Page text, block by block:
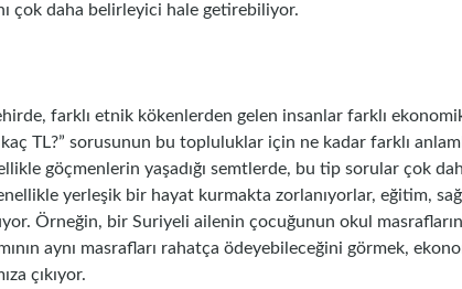
çok daha belirleyici hale getirebiliyor.
farklı etnik kökenlerden gelen insanlar farklı
TL?” sorusunun bu topluluklar için ne kadar farklı
göçmenlerin yaşadığı semtlerde, bu tip sorular çok
yerleşik bir hayat kurmakta zorlanıyorlar, eğitim,
Örneğin, bir Suriyeli ailenin çocuğunun okul
aynı masrafları rahatça ödeyebileceğini görmek,
çıkıyor.